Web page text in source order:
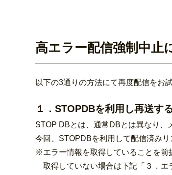
高エラー配信強制中止
以下の3通りの方法にて再度配信をお
１．STOPDBを利用し再送す
STOP DBとは、通常DBとは異なり、
今回、STOPDBを利用して配信済み
※エラー情報を取得していることを前
取得していない場合は下記「３．エ